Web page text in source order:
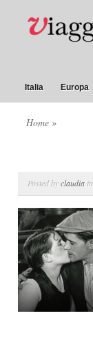
Italia Europa
Home »
Posted byclaudia in